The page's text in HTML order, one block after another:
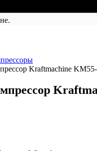
Kraftmaсhine